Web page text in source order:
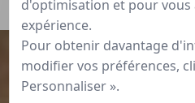
de Compostelle Paris - Massy
d'optimisation et pour
expérience.
Pour obtenir davantage
modifier vos préférences,
Personnaliser ».